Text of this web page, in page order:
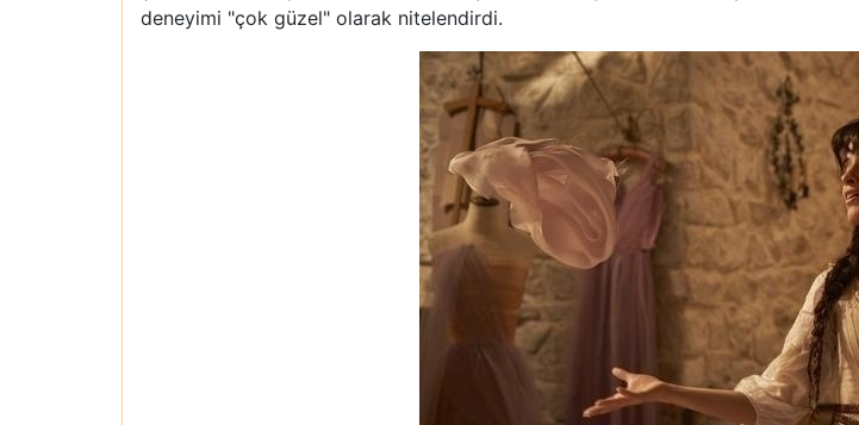
deneyimi "çok güzel" olarak nitelendirdi.